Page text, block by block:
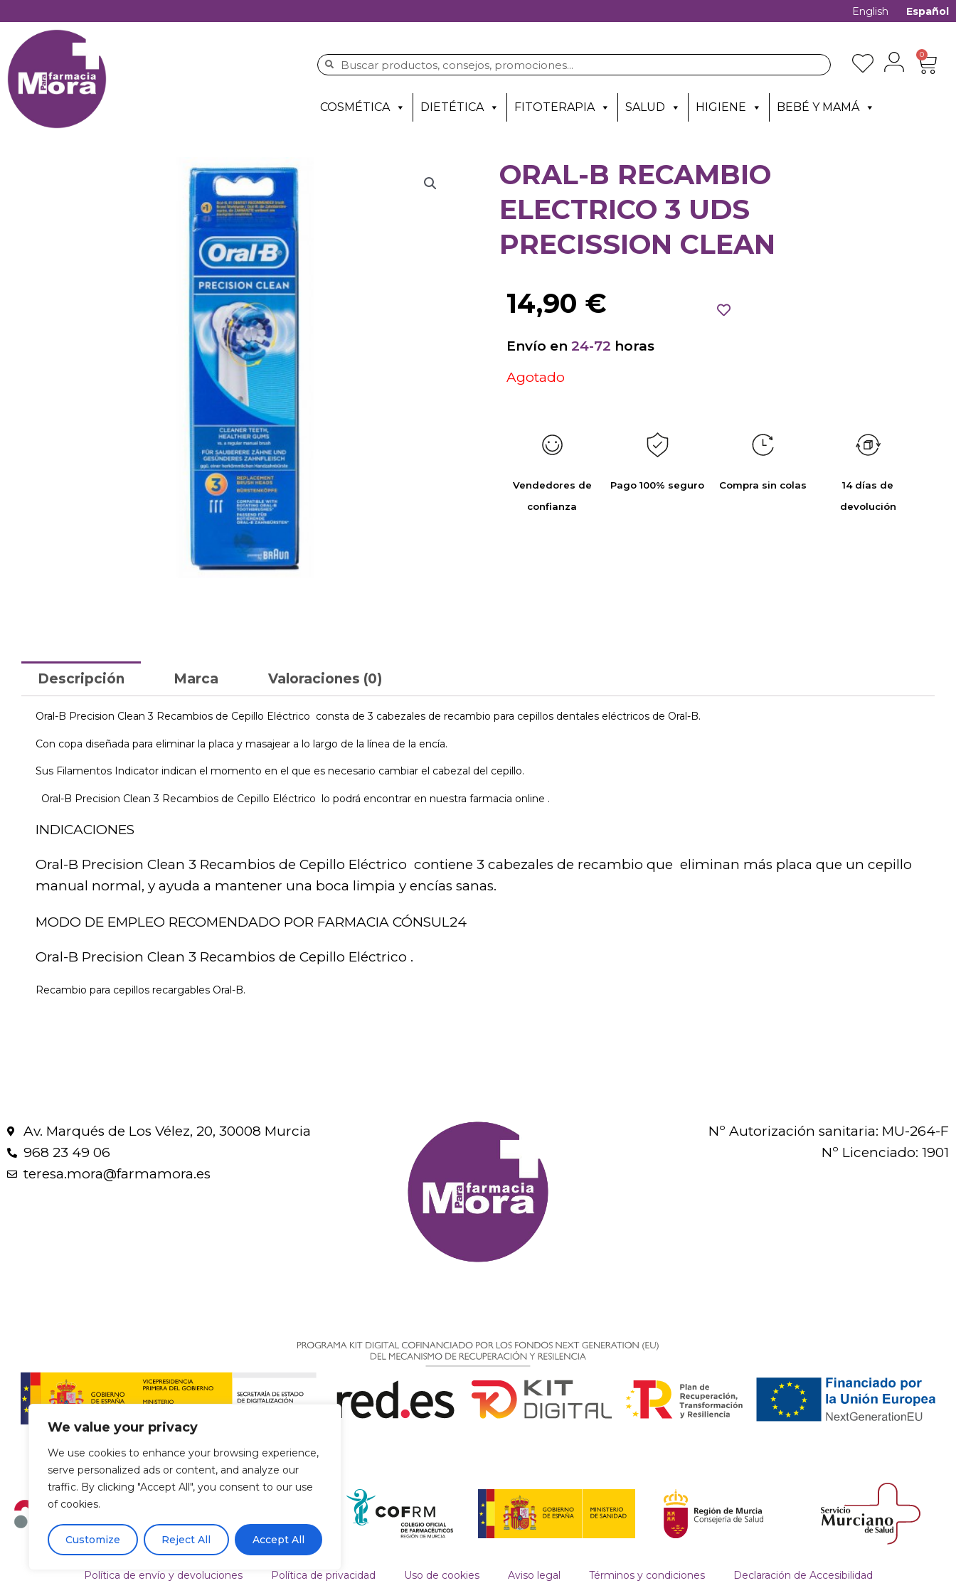
We value your privacy
We use cookies to enhance your browsing experience,
serve personalized ads or content, and analyze our
traffic. By clicking "Accept All", you consent to our use
of cookies.
Customize Reject All Accept All
English Español
0
COSMÉTICA DIETÉTICA FITOTERAPIA SALUD HIGIENE BEBÉ Y MAMÁ
ORAL-B RECAMBIO
ELECTRICO 3 UDS
PRECISSION CLEAN
14,90 €
Envío en 24-72 horas
Agotado
Vendedores de
confianza
Pago 100% seguro Compra sin colas
14 días de
devolución
Descripción Marca Valoraciones (0)
Oral-B Precision Clean 3 Recambios de Cepillo Eléctrico consta de 3 cabezales de recambio para cepillos dentales eléctricos de Oral-B.
Con copa diseñada para eliminar la placa y masajear a lo largo de la línea de la encía.
Sus Filamentos Indicator indican el momento en el que es necesario cambiar el cabezal del cepillo.
Oral-B Precision Clean 3 Recambios de Cepillo Eléctrico lo podrá encontrar en nuestra farmacia online .
INDICACIONES
Oral-B Precision Clean 3 Recambios de Cepillo Eléctrico contiene 3 cabezales de recambio que eliminan más placa que un cepillo
manual normal, y ayuda a mantener una boca limpia y encías sanas.
MODO DE EMPLEO RECOMENDADO POR FARMACIA CÓNSUL24
Oral-B Precision Clean 3 Recambios de Cepillo Eléctrico .
Recambio para cepillos recargables Oral-B.
Av. Marqués de Los Vélez, 20, 30008 Murcia
968 23 49 06
teresa.mora@farmamora.es
Nº Autorización sanitaria: MU-264-F
Nº Licenciado: 1901
Política de envío y devoluciones Política de privacidad Uso de cookies Aviso legal Términos y condiciones Declaración de Accesibilidad